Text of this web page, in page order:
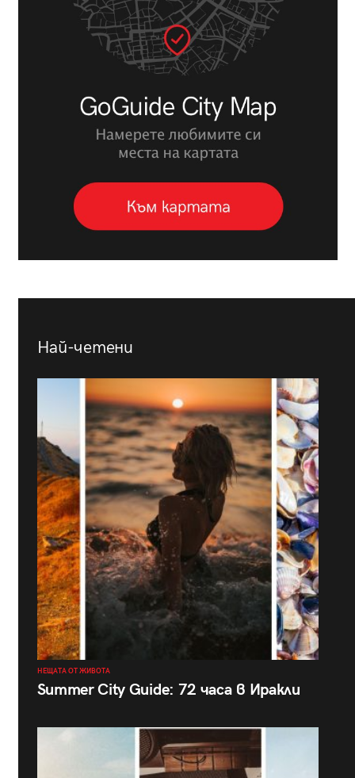
Най-четени
НЕЩАТА ОТ ЖИВОТА
Summer City Guide: 72 часа в Иракли